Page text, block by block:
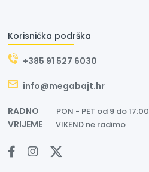
Korisnička podrška
+385 91 527 6030
info@megabajt.hr
RADNO PON - PET od 9 do 17:00
VRIJEME VIKEND ne radimo